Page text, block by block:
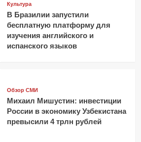
Культура
В Бразилии запустили
бесплатную платформу для
изучения английского и
испанского языков
Обзор СМИ
Михаил Мишустин: инвестиции
России в экономику Узбекистана
превысили 4 трлн рублей